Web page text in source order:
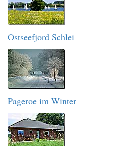
Ostseefjord Schlei
Pageroe im Winter